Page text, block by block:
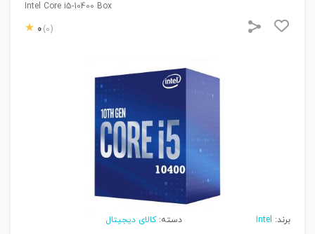
Intel Core i5-10400 Box
0 (0)
برند: Intel دسته:کالای دیجیتال